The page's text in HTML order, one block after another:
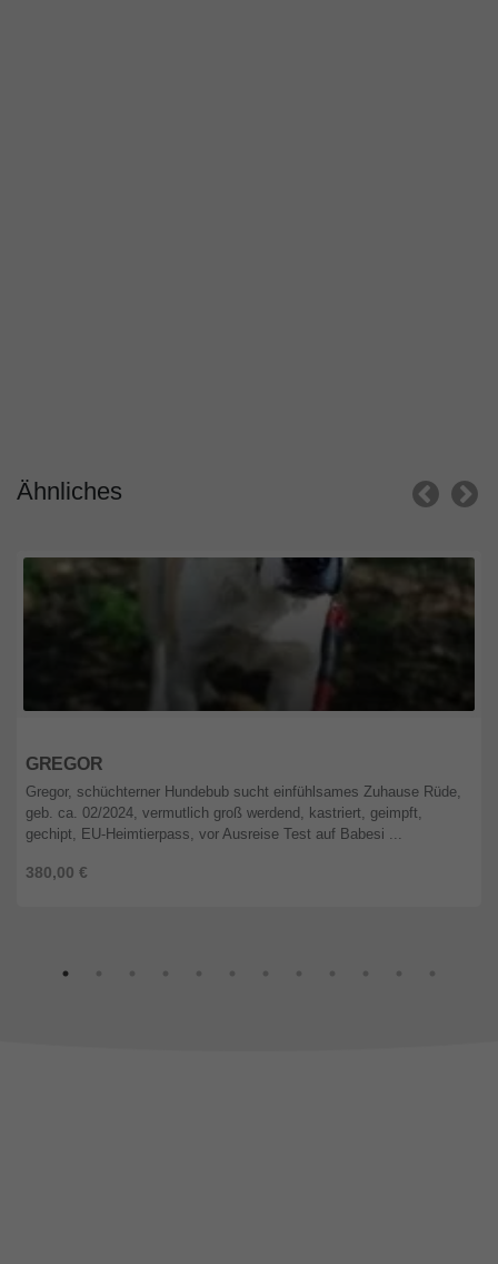
Ähnliches
GREGOR
380,00 €
Gregor, schüchterner Hundebub sucht einfühlsames Zuhause Rüde,
geb. ca. 02/2024, vermutlich groß werdend, kastriert, geimpft,
gechipt, EU-Heimtierpass, vor Ausreise Test auf Babesi ...